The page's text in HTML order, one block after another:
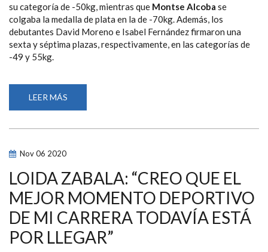
su categoría de -50kg, mientras que Montse Alcoba se
colgaba la medalla de plata en la de -70kg. Además, los
debutantes David Moreno e Isabel Fernández firmaron una
sexta y séptima plazas, respectivamente, en las categorías de
-49 y 55kg.
LEER MÁS
ZABALA
MONTSE
DE
EUROPA
HALTEROFILIA
EN
TIFLIS
Nov06 2020
LOIDA ZABALA: “CREO QUE EL
MEJOR MOMENTO DEPORTIVO
DE MI CARRERA TODAVÍA ESTÁ
POR LLEGAR”